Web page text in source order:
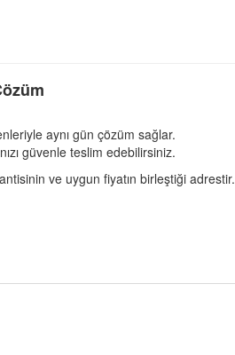
aynı gün çözüm sağlar.
güvenle teslim edebilirsiniz.
ve uygun fiyatın birleştiği adrestir.